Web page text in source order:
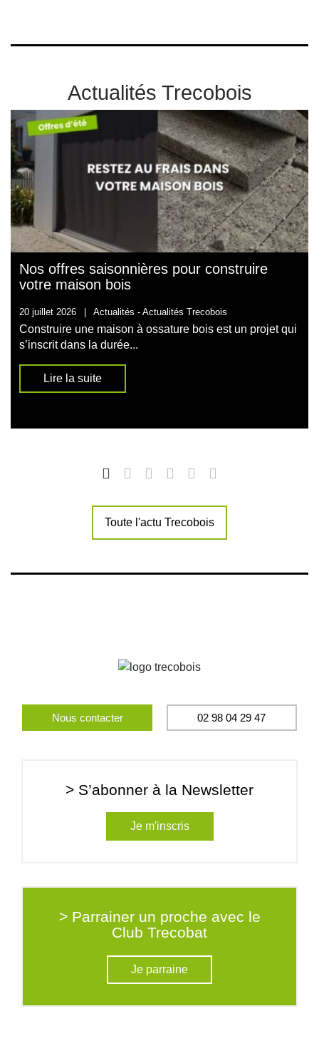
Actualités Trecobois
Nos offres saisonnières pour construire
votre maison bois
20 juillet 2026 | Actualités - Actualités Trecobois
Construire une maison à ossature bois est un projet qui
s’inscrit dans la durée...
Lire la suite
Toute l'actu Trecobois
Nous contacter 02 98 04 29 47
> S’abonner à la Newsletter
Je m'inscris
> Parrainer un proche avec le
Club Trecobat
Je parraine